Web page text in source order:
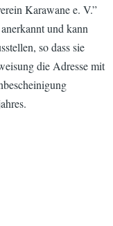
Karawane e. V.”
und kann
so dass sie
die Adresse mit